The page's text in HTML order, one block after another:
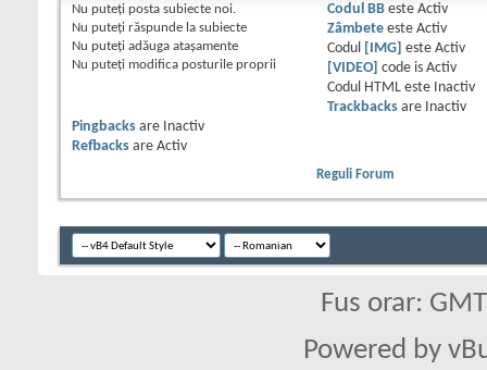
Nu puteţi posta subiecte noi.
Nu puteţi răspunde la subiecte
Nu puteţi adăuga ataşamente
Nu puteţi modifica posturile proprii
Codul BBeste Activ
Zâmbeteeste Activ
Codul
[IMG] este Activ
[VIDEO] code is Activ
Codul HTML este
Inactiv
Trackbacksare
Inactiv
Pingbacks are
Inactiv
Refbacks are Activ
Reguli Forum
Fus orar:
Powered by